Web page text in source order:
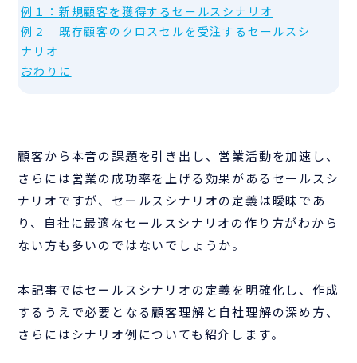
例１：新規顧客を獲得するセールスシナリオ
例２ 既存顧客のクロスセルを受注するセールスシ
ナリオ
おわりに
顧客から本音の課題を引き出し、営業活動を加速し、
さらには営業の成功率を上げる効果があるセールスシ
ナリオですが、セールスシナリオの定義は曖昧であ
り、自社に最適なセールスシナリオの作り方がわから
ない方も多いのではないでしょうか。
本記事ではセールスシナリオの定義を明確化し、作成
するうえで必要となる顧客理解と自社理解の深め方、
さらにはシナリオ例についても紹介します。